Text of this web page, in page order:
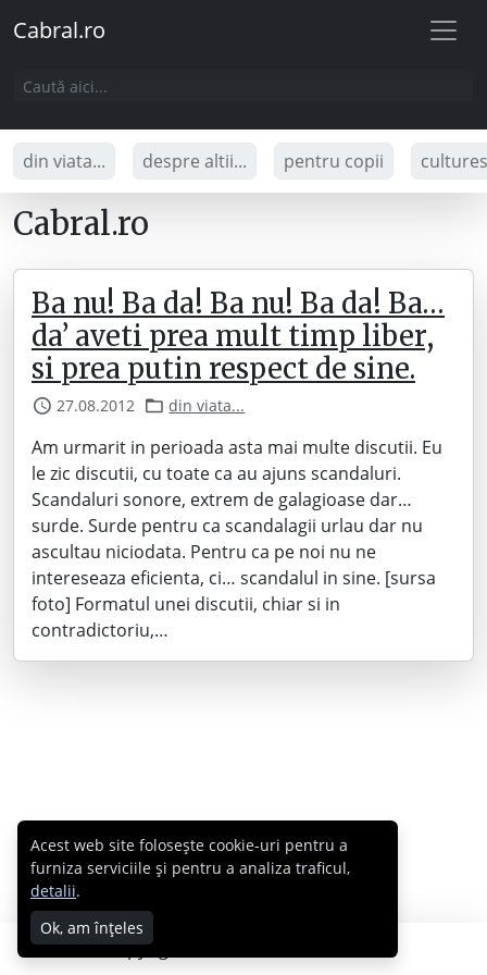
Cabral.ro
din viata... despre altii... pentru copii
Cabral.ro
Ba nu! Ba da! Ba nu! Ba da! Ba…
da’ aveti prea mult timp liber,
si prea putin respect de sine.
27.08.2012 din viata...
Am urmarit in perioada asta mai multe discutii. Eu
le zic discutii, cu toate ca au ajuns scandaluri.
Scandaluri sonore, extrem de galagioase dar…
surde. Surde pentru ca scandalagii urlau dar nu
ascultau niciodata. Pentru ca pe noi nu ne
intereseaza eficienta, ci… scandalul in sine. [sursa
foto] Formatul unei discutii, chiar si in
contradictoriu,…
Copyright © 2007 - 2026 Cabral.ro
Acest web site folosește cookie-uri pentru a
furniza serviciile și pentru a analiza traficul,
detalii.
Ok, am înțeles